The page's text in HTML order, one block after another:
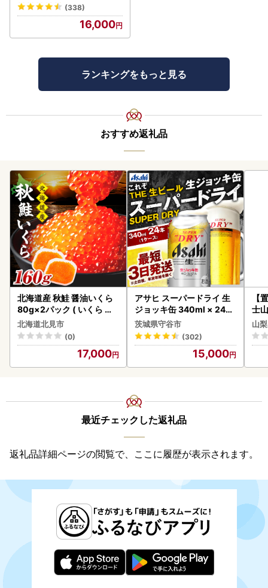
(338)
16,000
ランキングをもっと見る
おすすめ返礼品
北海道産 秋鮭 醤油いくら
80g×2パック ( いくら イ
クラ 魚卵 鮭 サケ さけ 鮭い
くら 醤油漬け パック 北海
道産 ふるさと納税 秋鮭 )【
北海道北見市
(0)
17,000
アサヒ スーパードライ 生
ジョッキ缶 340ml × 24本
(1ケース) ＜茨城工場＞ 缶
ビール お酒 Asahi 守谷市
茨城県守谷市
(302)
15,000
【
士
山
最近チェックした返礼品
返礼品詳細ページの閲覧で、ここに履歴が表示されます。